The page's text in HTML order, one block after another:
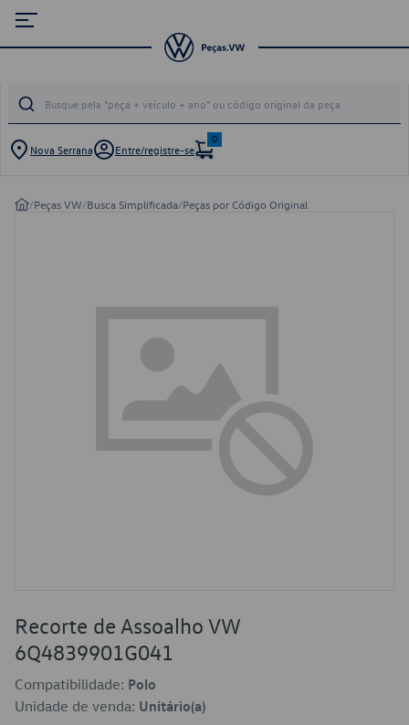
Nova Serrana Entre/registre-se
0
/Peças VW/Busca Simplificada/Peças por Código Original
Recorte de Assoalho VW
6Q4839901G041
Compatibilidade: Polo
Unidade de venda: Unitário(a)